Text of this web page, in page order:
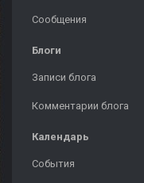
Сообщения
Блоги
Записи блога
Комментарии блога
Календарь
События